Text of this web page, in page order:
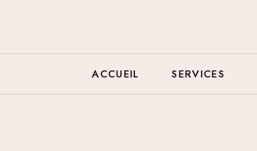
ACCUEIL SERVICES